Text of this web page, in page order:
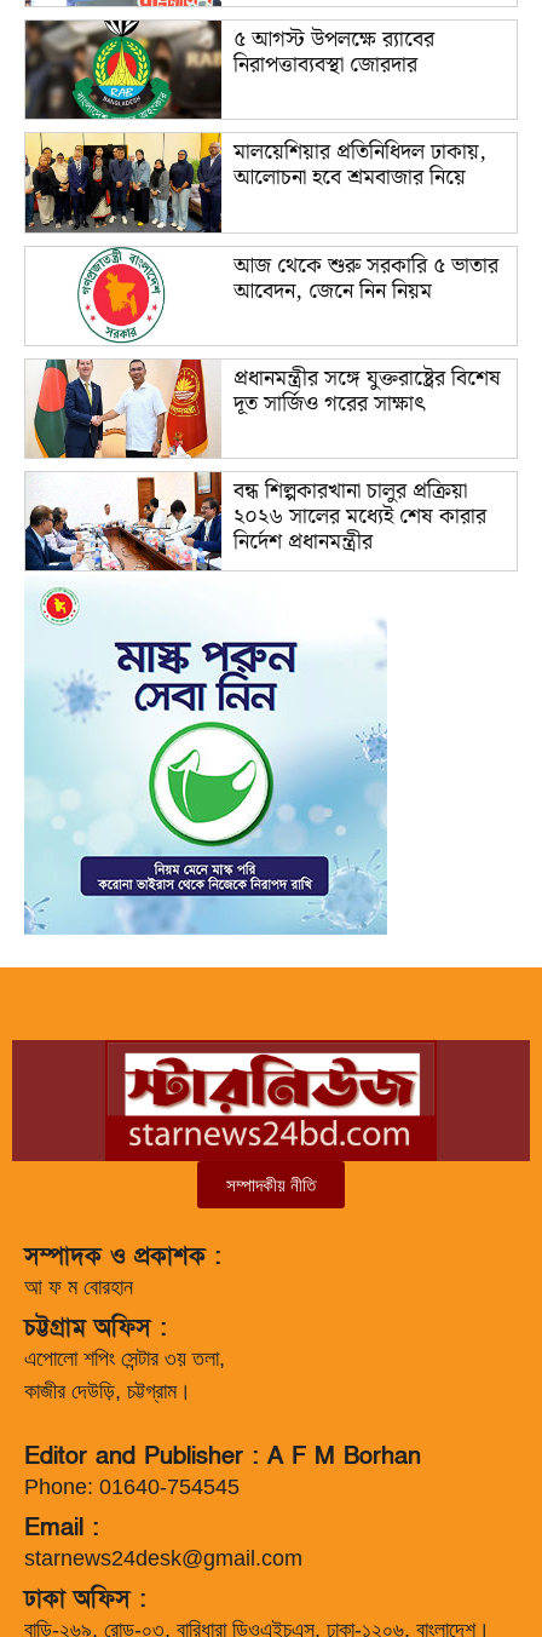
৫ আগস্ট উপলক্ষে র‌্যাবের
নিরাপত্তাব্যবস্থা জোরদার
মালয়েশিয়ার প্রতিনিধিদল ঢাকায়,
আলোচনা হবে শ্রমবাজার নিয়ে
আজ থেকে শুরু সরকারি ৫ ভাতার
আবেদন, জেনে নিন নিয়ম
প্রধানমন্ত্রীর সঙ্গে যুক্তরাষ্ট্রের বিশেষ
দূত সার্জিও গরের সাক্ষাৎ
বন্ধ শিল্পকারখানা চালুর প্রক্রিয়া
২০২৬ সালের মধ্যেই শেষ কারার
নির্দেশ প্রধানমন্ত্রীর
সম্পাদকীয় নীতি
সম্পাদক ও প্রকাশক :
আ ফ ম বোরহান
চট্টগ্রাম অফিস :
এপোলো শপিং সেন্টার ৩য় তলা,
কাজীর দেউড়ি, চট্টগ্রাম।
Editor and Publisher : A F M Borhan
Phone: 01640-754545
Email :
starnews24desk@gmail.com
ঢাকা অফিস :
বাড়ি-২৬৯, রোড-০৩, বারিধারা ডিওএইচএস, ঢাকা-১২০৬, বাংলাদেশ।